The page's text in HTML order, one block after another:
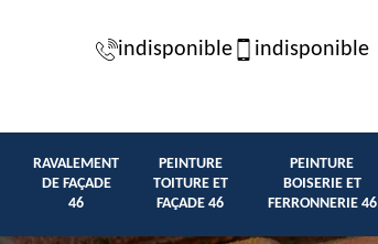
indisponible indisponible
RAVALEMENT
DE FAÇADE
46
PEINTURE
TOITURE ET
FAÇADE 46
PEINTURE
BOISERIE ET
FERRONNERIE 46